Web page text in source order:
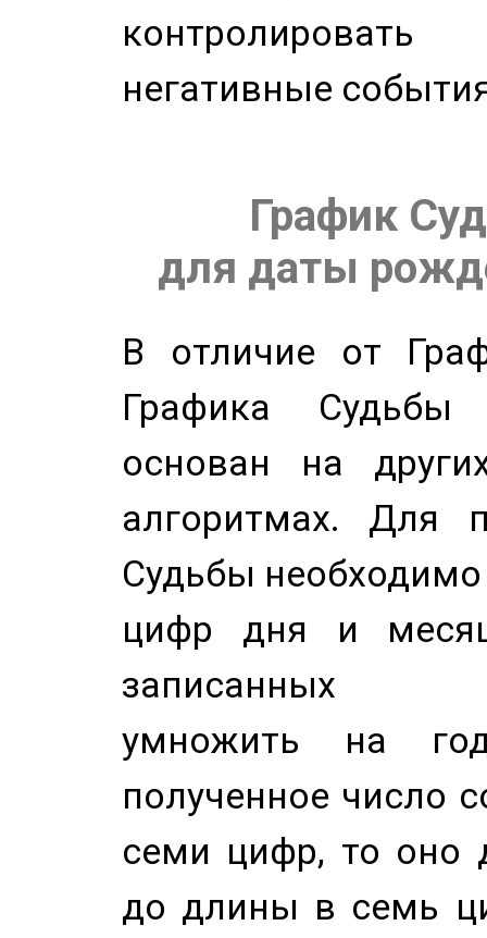
негативные
График
для даты
В отличие от
Графика
основан на
алгоритмах. Для
Судьбы
цифр дня и
записанных
умножить на
полученное число
семи цифр, то оно
до длины в семь